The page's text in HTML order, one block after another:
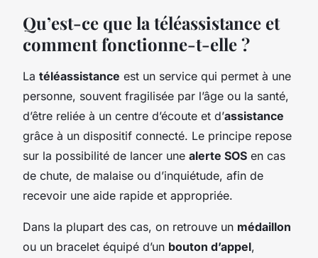
Qu’est-ce que la téléassistance et
comment fonctionne-t-elle ?
La téléassistance est un service qui permet à une
personne, souvent fragilisée par l’âge ou la santé,
d’être reliée à un centre d’écoute et d’assistance
grâce à un dispositif connecté. Le principe repose
sur la possibilité de lancer une alerte SOS en cas
de chute, de malaise ou d’inquiétude, afin de
recevoir une aide rapide et appropriée.
Dans la plupart des cas, on retrouve un médaillon
ou un bracelet équipé d’un bouton d’appel,